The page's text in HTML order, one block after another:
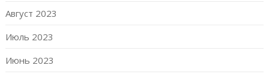
Август 2023
Июль 2023
Июнь 2023